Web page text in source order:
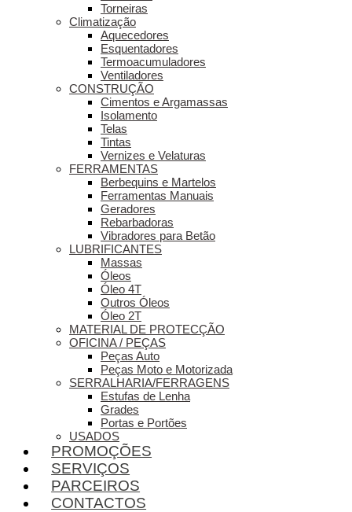
Torneiras
Climatização
Aquecedores
Esquentadores
Termoacumuladores
Ventiladores
CONSTRUÇÃO
Cimentos e Argamassas
Isolamento
Telas
Tintas
Vernizes e Velaturas
FERRAMENTAS
Berbequins e Martelos
Ferramentas Manuais
Geradores
Rebarbadoras
Vibradores para Betão
LUBRIFICANTES
Massas
Óleos
Óleo 4T
Outros Óleos
Óleo 2T
MATERIAL DE PROTECÇÃO
OFICINA / PEÇAS
Peças Auto
Peças Moto e Motorizada
SERRALHARIA/FERRAGENS
Estufas de Lenha
Grades
Portas e Portões
USADOS
PROMOÇÕES
SERVIÇOS
PARCEIROS
CONTACTOS